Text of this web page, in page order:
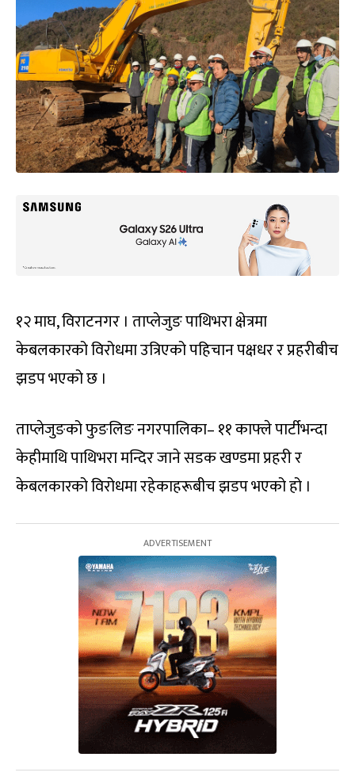
१२ माघ, विराटनगर । ताप्लेजुङ पाथिभरा क्षेत्रमा
केबलकारको विरोधमा उत्रिएको पहिचान पक्षधर र प्रहरीबीच
झडप भएको छ ।
ताप्लेजुङको फुङलिङ नगरपालिका– ११ काफ्ले पार्टीभन्दा
केहीमाथि पाथिभरा मन्दिर जाने सडक खण्डमा प्रहरी र
केबलकारको विरोधमा रहेकाहरूबीच झडप भएको हो ।